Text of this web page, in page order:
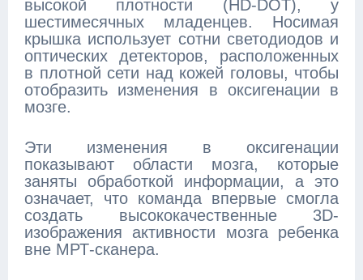
высокой плотности (HD-DOT), у
шестимесячных младенцев. Носимая
крышка использует сотни светодиодов и
оптических детекторов, расположенных
в плотной сети над кожей головы, чтобы
отобразить изменения в оксигенации в
мозге.
Эти изменения в оксигенации
показывают области мозга, которые
заняты обработкой информации, а это
означает, что команда впервые смогла
создать высококачественные 3D-
изображения активности мозга ребенка
вне МРТ-сканера.